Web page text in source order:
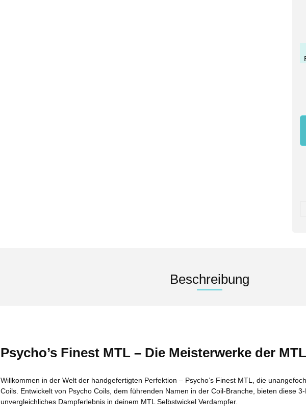
Beschreibung
Psycho’s Finest MTL – Die Meisterwerke der
Willkommen in der Welt der handgefertigten Perfektion – Psycho’s Finest MTL, die
Coils. Entwickelt von Psycho Coils, dem führenden Namen in der Coil-Branche, bieten diese
unvergleichliches Dampferlebnis in deinem MTL Selbstwickel Verdampfer.